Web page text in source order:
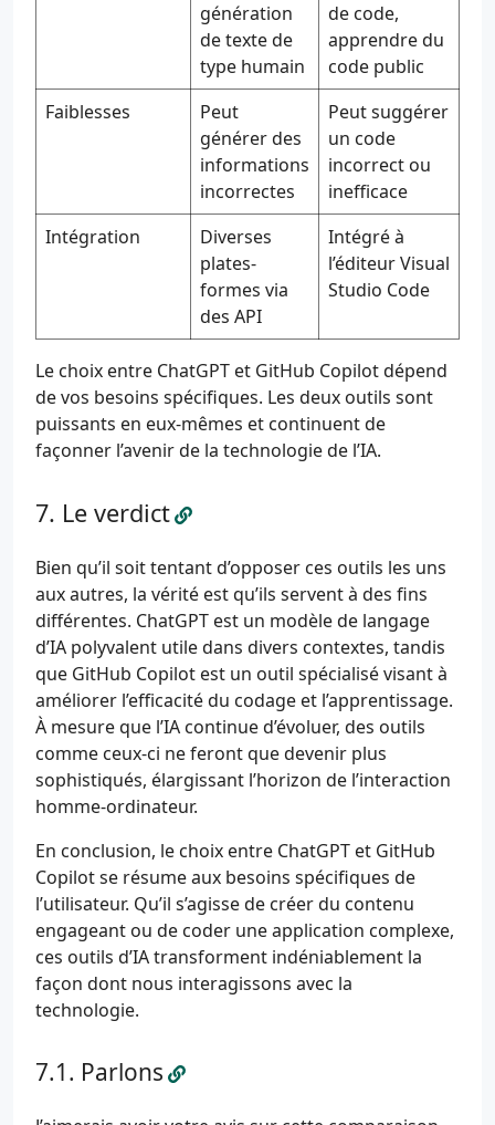
génération
de texte de
type humain
de code,
apprendre du
code public
Faiblesses
Peut
générer des
informations
incorrectes
Peut suggérer
un code
incorrect ou
inefficace
Intégration
Diverses
plates-
formes via
des API
Intégré à
l’éditeur Visual
Studio Code
Le choix entre ChatGPT et GitHub Copilot dépend
de vos besoins spécifiques. Les deux outils sont
puissants en eux-mêmes et continuent de
façonner l’avenir de la technologie de l’IA.
Le verdict
Bien qu’il soit tentant d’opposer ces outils les uns
aux autres, la vérité est qu’ils servent à des fins
différentes. ChatGPT est un modèle de langage
d’IA polyvalent utile dans divers contextes, tandis
que GitHub Copilot est un outil spécialisé visant à
améliorer l’efficacité du codage et l’apprentissage.
À mesure que l’IA continue d’évoluer, des outils
comme ceux-ci ne feront que devenir plus
sophistiqués, élargissant l’horizon de l’interaction
homme-ordinateur.
En conclusion, le choix entre ChatGPT et GitHub
Copilot se résume aux besoins spécifiques de
l’utilisateur. Qu’il s’agisse de créer du contenu
engageant ou de coder une application complexe,
ces outils d’IA transforment indéniablement la
façon dont nous interagissons avec la
technologie.
Parlons